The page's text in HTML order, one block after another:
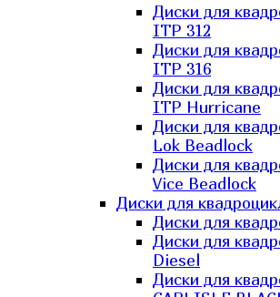
Диски для
ITP 312
Диски для
ITP 316
Диски для
ITP Hurricane
Диски для
Lok Beadlock
Диски для
Vice Beadlock
Диски для
Диски для
Диски для
Diesel
Диски для